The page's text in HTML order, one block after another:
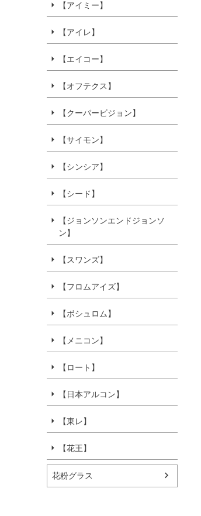
【アイミー】
【アイレ】
【エイコー】
【オフテクス】
【クーパービジョン】
【サイモン】
【シンシア】
【シード】
【ジョンソンエンドジョンソ
ン】
【スワンズ】
【フロムアイズ】
【ボシュロム】
【メニコン】
【ロート】
【日本アルコン】
【東レ】
【花王】
花粉グラス